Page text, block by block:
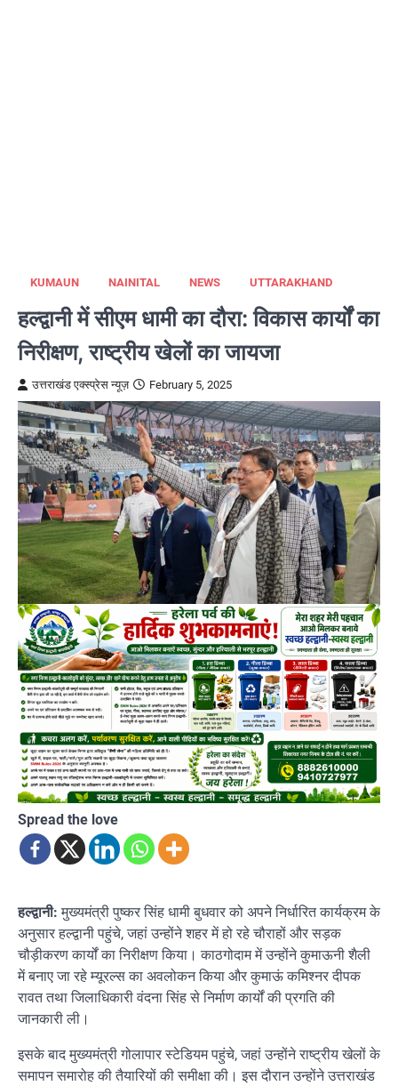
KUMAUN NAINITAL NEWS UTTARAKHAND
हल्द्वानी में सीएम धामी का दौरा: विकास कार्यों का
निरीक्षण, राष्ट्रीय खेलों का जायजा
उत्तराखंड एक्स्प्रेस न्यूज़ February 5, 2025
Spread the love
हल्द्वानी: मुख्यमंत्री पुष्कर सिंह धामी बुधवार को अपने निर्धारित कार्यक्रम के
अनुसार हल्द्वानी पहुंचे, जहां उन्होंने शहर में हो रहे चौराहों और सड़क
चौड़ीकरण कार्यों का निरीक्षण किया। काठगोदाम में उन्होंने कुमाऊनी शैली
में बनाए जा रहे म्यूरल्स का अवलोकन किया और कुमाऊं कमिश्नर दीपक
रावत तथा जिलाधिकारी वंदना सिंह से निर्माण कार्यों की प्रगति की
जानकारी ली।
इसके बाद मुख्यमंत्री गोलापार स्टेडियम पहुंचे, जहां उन्होंने राष्ट्रीय खेलों के
समापन समारोह की तैयारियों की समीक्षा की। इस दौरान उन्होंने उत्तराखंड